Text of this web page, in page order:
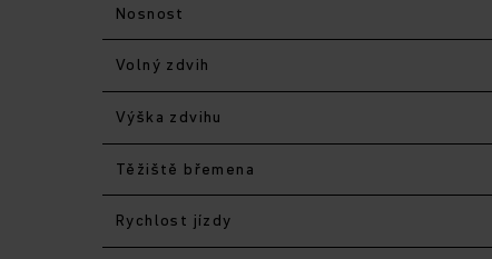
Nosnost
Volný zdvih
Výška zdvihu
Těžiště břemena
Rychlost jízdy